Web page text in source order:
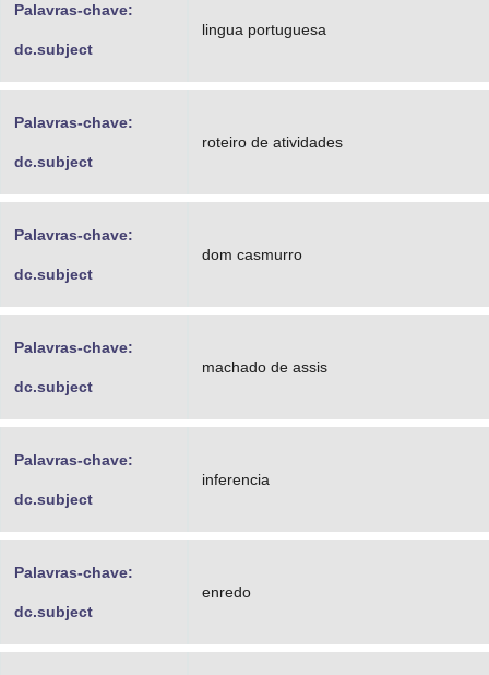
Palavras-chave:
dc.subject
lingua portuguesa
Palavras-chave:
dc.subject
roteiro de atividades
Palavras-chave:
dc.subject
dom casmurro
Palavras-chave:
dc.subject
machado de assis
Palavras-chave:
dc.subject
inferencia
Palavras-chave:
dc.subject
enredo